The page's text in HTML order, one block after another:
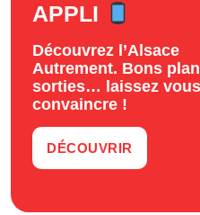
APPLI
Découvrez l’Alsace
Autrement. Bons
sorties… laissez vous
convaincre !
DÉCOUVRIR